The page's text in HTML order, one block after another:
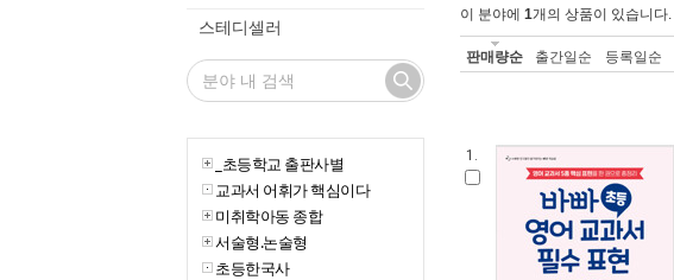
스테디셀러
_초등학교 출판사별
교과서 어휘가 핵심이다
미취학아동 종합
서술형.논술형
초등한국사
이 분야에 1개의 상품이 있습니다.
판매량순 출간일순 등록일순
1.